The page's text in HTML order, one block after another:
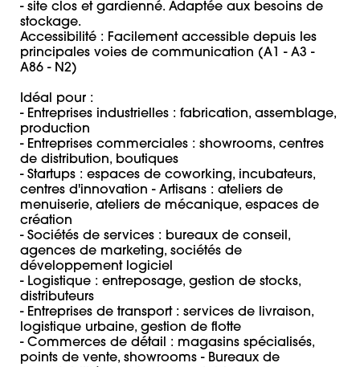
- site clos et gardienné. Adaptée aux besoins de
stockage.
Accessibilité : Facilement accessible depuis les
principales voies de communication (A1 - A3 -
A86 - N2)
Idéal pour :
- Entreprises industrielles : fabrication, assemblage,
production
- Entreprises commerciales : showrooms, centres
de distribution, boutiques
- Startups : espaces de coworking, incubateurs,
centres d'innovation - Artisans : ateliers de
menuiserie, ateliers de mécanique, espaces de
création
- Sociétés de services : bureaux de conseil,
agences de marketing, sociétés de
développement logiciel
- Logistique : entreposage, gestion de stocks,
distributeurs
- Entreprises de transport : services de livraison,
logistique urbaine, gestion de flotte
- Commerces de détail : magasins spécialisés,
points de vente, showrooms - Bureaux de